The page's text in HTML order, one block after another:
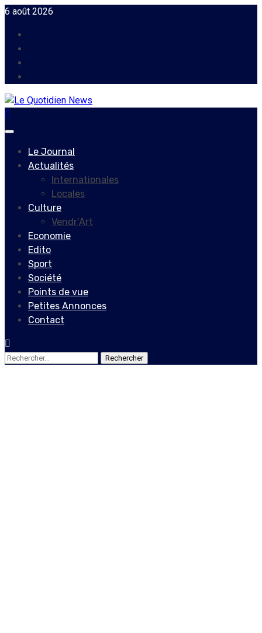
Skip
content
6 août 2026
Primary
Le Journal
Actualités
Internationales
Locales
Culture
Vendr’Art
Economie
Edito
Sport
Société
Points de vue
Petites Annonces
Contact
Rechercher :